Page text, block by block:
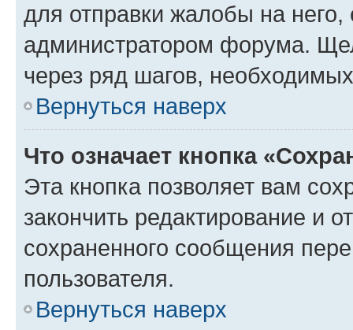
для отправки жалобы на
администратором форума.
через ряд шагов,
Вернуться наверх
Что означает кнопка
Эта кнопка позволяет вам
закончить редактирование и
сохраненного сообщения
пользователя.
Вернуться наверх